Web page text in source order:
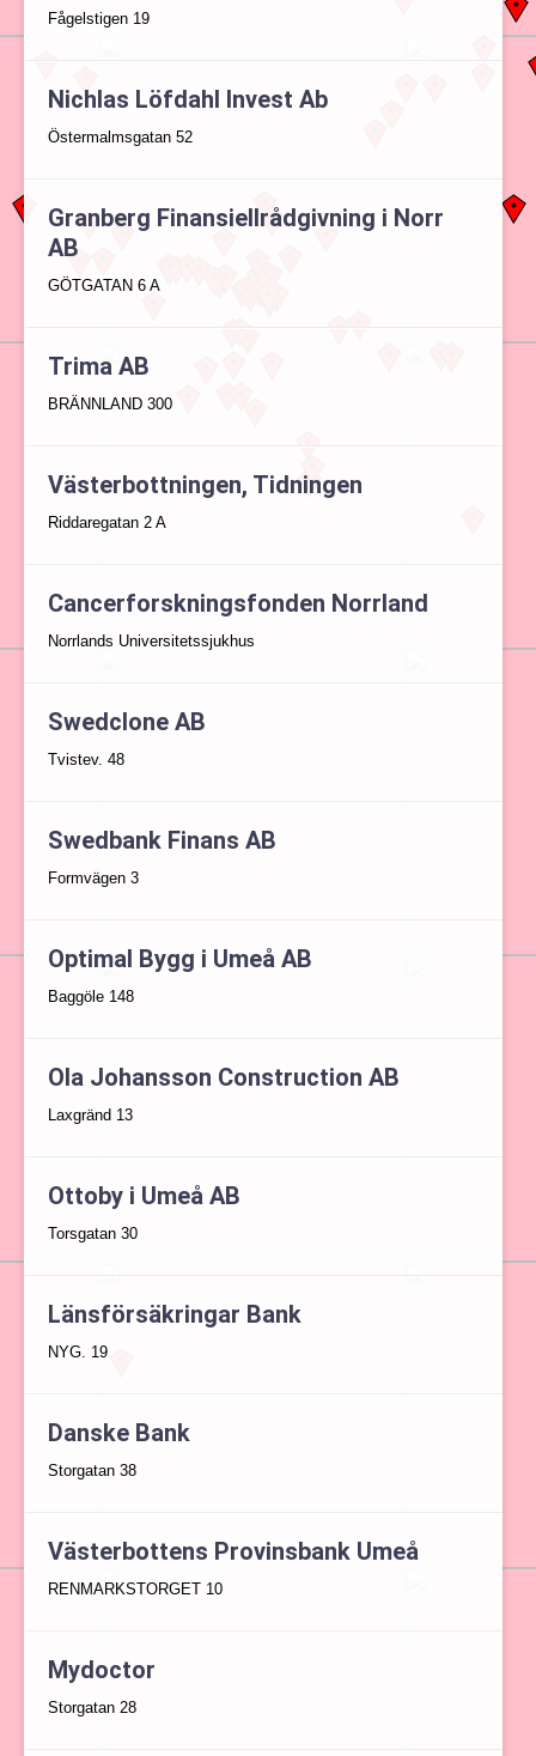
Fågelstigen 19
Nichlas Löfdahl Invest Ab
Östermalmsgatan 52
Granberg Finansiellrådgivning i Norr
AB
GÖTGATAN 6 A
Trima AB
BRÄNNLAND 300
Västerbottningen, Tidningen
Riddaregatan 2 A
Cancerforskningsfonden Norrland
Norrlands Universitetssjukhus
Swedclone AB
Tvistev. 48
Swedbank Finans AB
Formvägen 3
Optimal Bygg i Umeå AB
Baggöle 148
Ola Johansson Construction AB
Laxgränd 13
Ottoby i Umeå AB
Torsgatan 30
Länsförsäkringar Bank
NYG. 19
Danske Bank
Storgatan 38
Västerbottens Provinsbank Umeå
RENMARKSTORGET 10
Mydoctor
Storgatan 28